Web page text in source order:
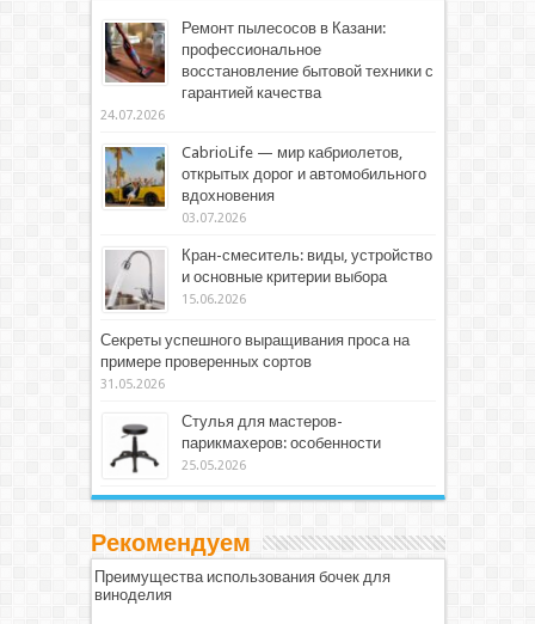
Ремонт пылесосов в Казани:
профессиональное
восстановление бытовой техники с
гарантией качества
24.07.2026
CabrioLife — мир кабриолетов,
открытых дорог и автомобильного
вдохновения
03.07.2026
Кран-смеситель: виды, устройство
и основные критерии выбора
15.06.2026
Секреты успешного выращивания проса на
примере проверенных сортов
31.05.2026
Стулья для мастеров-
парикмахеров: особенности
25.05.2026
Рекомендуем
Преимущества использования бочек для
виноделия